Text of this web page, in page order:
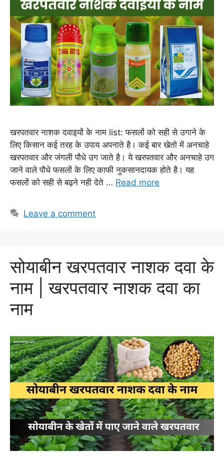
खरपतवार नाशक दवाइयों के नाम list: फसलों को सही से उगाने के
लिए किसान कई तरह के उपाय अपनाते है। कई बार खेतो में अनचाहे
खरपतवार और जंगली पौधे उग जाते है। ये खरपतवार और अनचाहे उग
जाने वाले पौधे फसलों के लिए काफी नुकसानदायक होते है। यह
फसलों को सही से बढ़ने नही देते … Read more
Leave a comment
सोयाबीन खरपतवार नाशक दवा के
नाम | खरपतवार नाशक दवा का
नाम